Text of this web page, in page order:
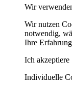
Wir
Wir nutzen
notwendig,
Ihre
Ich akzeptiere
Individuelle